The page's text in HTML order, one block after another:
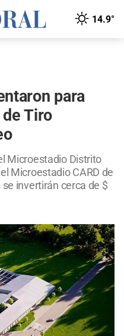
14.9°
para
Tiro
Microestadio Distrito
Microestadio CARD de
invertirán cerca de $